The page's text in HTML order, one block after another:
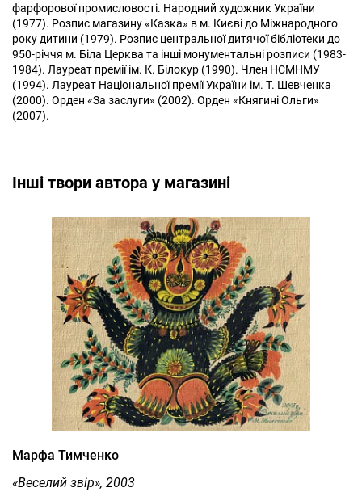
фарфорової промисловості. Народний художник України
(1977). Розпис магазину «Казка» в м. Києві до Міжнародного
року дитини (1979). Розпис центральної дитячої бібліотеки до
950-річчя м. Біла Церква та інші монументальні розписи (1983-
1984). Лауреат премії ім. К. Білокур (1990). Член НСМНМУ
(1994). Лауреат Національної премії України ім. Т. Шевченка
(2000). Орден «За заслуги» (2002). Орден «Княгині Ольги»
(2007).
Інші твори автора у магазині
Марфа Тимченко
«Веселий звір», 2003